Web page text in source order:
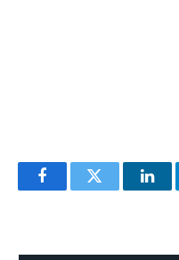
FacebookTwitter